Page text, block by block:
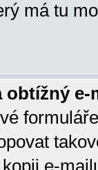
má tu
obtížný
e-